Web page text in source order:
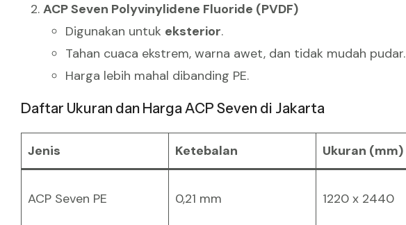
ACP Seven Polyvinylidene Fluoride (PVDF)
Digunakan untuk eksterior.
Tahan cuaca ekstrem, warna awet, dan tidak mudah pudar.
Harga lebih mahal dibanding PE.
Daftar Ukuran dan Harga ACP Seven di Jakarta
Jenis Ketebalan Ukuran (mm)
ACP Seven PE 0,21 mm 1220 x 2440